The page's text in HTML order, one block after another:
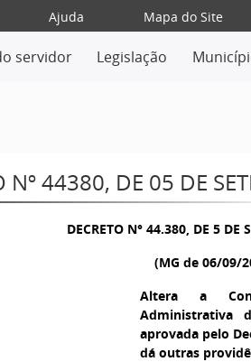
Ajuda Mapa do Site
servidor Legislação
Nº 44380, DE 05 DE
DECRETO N° 44.380, DE 5 DE
(MG de 06/09/
Altera a
Administrativa
aprovada pelo
dá outras